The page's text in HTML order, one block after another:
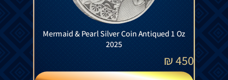
Mermaid & Pearl Silver Coin Antiqued 1 Oz
2025
450
₪